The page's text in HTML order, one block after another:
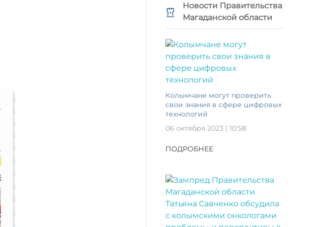
Новости Правительства
Магаданской области
Колымчане могут проверить
свои знания в сфере цифровых
технологий
06 октября 2023 | 10:58
ПОДРОБНЕЕ